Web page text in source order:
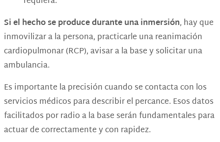
Si el hecho se produce durante una inmersión, hay que
inmovilizar a la persona, practicarle una reanimación
cardiopulmonar (RCP), avisar a la base y solicitar una
ambulancia.
Es importante la precisión cuando se contacta con los
servicios médicos para describir el percance. Esos datos
facilitados por radio a la base serán fundamentales para
actuar de correctamente y con rapidez.